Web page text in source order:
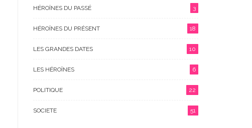
HÉROÏNES DU PASSÉ 3
HÉROÏNES DU PRÉSENT 18
LES GRANDES DATES 10
LES HÉROÏNES 6
POLITIQUE 22
SOCIETE 51